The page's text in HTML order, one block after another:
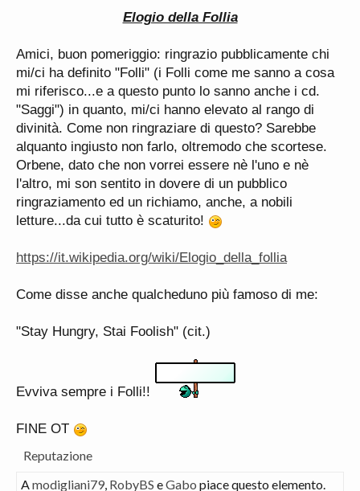
Elogio della Follia
Amici, buon pomeriggio: ringrazio pubblicamente chi
mi/ci ha definito "Folli" (i Folli come me sanno a cosa
mi riferisco...e a questo punto lo sanno anche i cd.
"Saggi") in quanto, mi/ci hanno elevato al rango di
divinità. Come non ringraziare di questo? Sarebbe
alquanto ingiusto non farlo, oltremodo che scortese.
Orbene, dato che non vorrei essere nè l'uno e nè
l'altro, mi son sentito in dovere di un pubblico
ringraziamento ed un richiamo, anche, a nobili
letture...da cui tutto è scaturito!
https://it.wikipedia.org/wiki/Elogio_della_follia
Come disse anche qualcheduno più famoso di me:
"Stay Hungry, Stai Foolish" (cit.)
Evviva sempre i Folli!!
FINE OT
Reputazione
A modigliani79 RobyBS eGabo piace questo elemento.